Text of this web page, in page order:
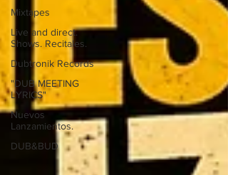
Mixtapes
Live and direct.
Shows. Recitales.
Dubtronik Records
"DUB MEETING
LYRICS"
Nuevos
Lanzamientos.
DUB&BUD